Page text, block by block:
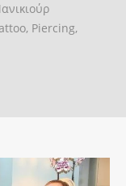
Piercing,